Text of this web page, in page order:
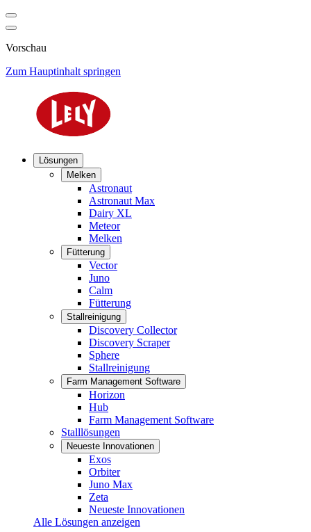
Vorschau
Zum Hauptinhalt springen
Lösungen
Melken
Astronaut
Astronaut Max
Dairy XL
Meteor
Melken
Fütterung
Vector
Juno
Calm
Fütterung
Stallreinigung
Discovery Collector
Discovery Scraper
Sphere
Stallreinigung
Farm Management Software
Horizon
Hub
Farm Management Software
Stalllösungen
Neueste Innovationen
Exos
Orbiter
Juno Max
Zeta
Neueste Innovationen
Alle Lösungen anzeigen